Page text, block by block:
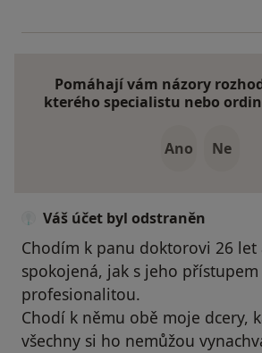
Pomáhají vám názory
kterého specialistu nebo
Ano Ne
Váš účet byl odstraněn
Chodím k panu doktorovi 26 let
spokojená, jak s jeho přístupem
profesionalitou.
Chodí k němu obě moje dcery,
všechny si ho nemůžou